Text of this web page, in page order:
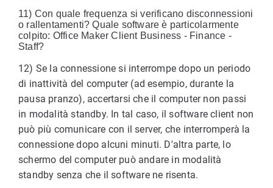
11) Con quale frequenza si verificano disconnessioni
o rallentamenti? Quale software è particolarmente
colpito: Office Maker Client Business - Finance -
Staff?
12) Se la connessione si interrompe dopo un periodo
di inattività del computer (ad esempio, durante la
pausa pranzo), accertarsi che il computer non passi
in modalità standby. In tal caso, il software client non
può più comunicare con il server, che interromperà la
connessione dopo alcuni minuti. D'altra parte, lo
schermo del computer può andare in modalità
standby senza che il software ne risenta.